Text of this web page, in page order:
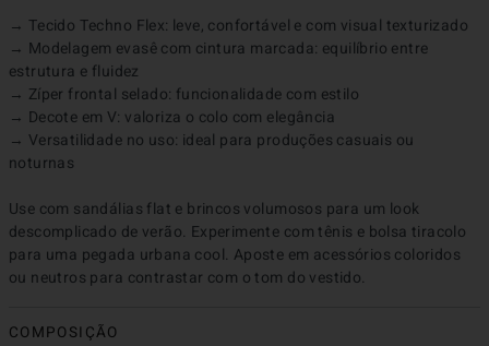
→ Tecido Techno Flex: leve, confortável e com visual texturizado
→ Modelagem evasê com cintura marcada: equilíbrio entre
estrutura e fluidez
→ Zíper frontal selado: funcionalidade com estilo
→ Decote em V: valoriza o colo com elegância
→ Versatilidade no uso: ideal para produções casuais ou
noturnas
Use com sandálias flat e brincos volumosos para um look
descomplicado de verão. Experimente com tênis e bolsa tiracolo
para uma pegada urbana cool. Aposte em acessórios coloridos
ou neutros para contrastar com o tom do vestido.
COMPOSIÇÃO